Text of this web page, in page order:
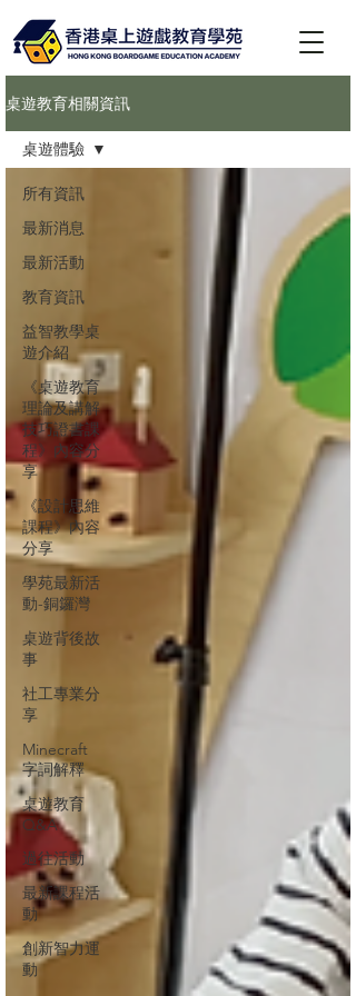
桌遊教育相關資訊
所有資訊
最新消息
最新活動
教育資訊
益智教學桌
遊介紹
《桌遊教育
理論及講解
技巧證書課
程》內容分
享
《設計思維
課程》內容
分享
學苑最新活
動-銅鑼灣
桌遊背後故
事
社工專業分
享
Minecraft
字詞解釋
桌遊教育
Q&A
過往活動
最新課程活
動
創新智力運
動
桌遊體驗